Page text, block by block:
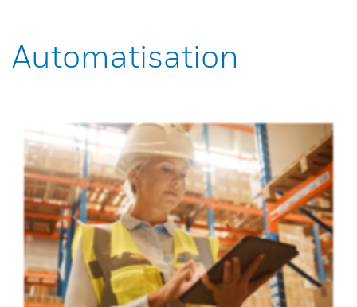
Automatisation